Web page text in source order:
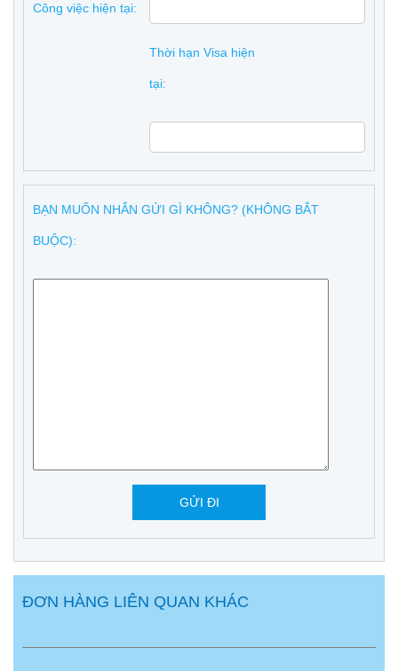
Công việc hiện tại:
Thời hạn Visa hiện
tại:
BẠN MUỐN NHẮN GỬI GÌ KHÔNG? (KHÔNG BẮT
BUỘC):
ĐƠN HÀNG LIÊN QUAN KHÁC